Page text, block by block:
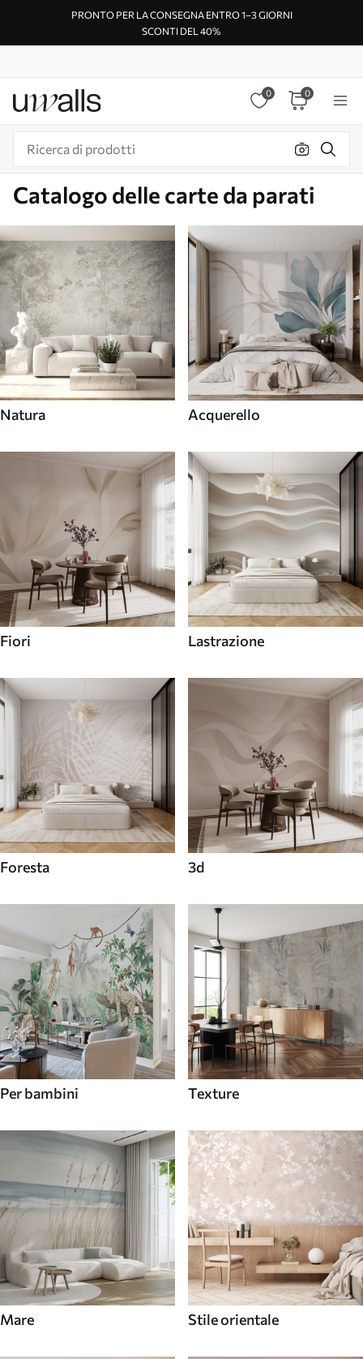
PRONTO PER LA CONSEGNA ENTRO 1–3 GIORNI
SCONTI DEL 40%
0 0
Catalogo delle carte da parati
Natura Acquerello
Fiori Lastrazione
Foresta 3d
Per bambini Texture
Mare Stile orientale